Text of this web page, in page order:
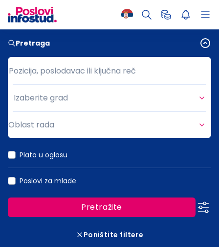
Pretraga
Pozicija, poslodavac ili ključna reč
Pozicija, poslodavac ili ključna reč
Grad
Izaberite grad
Oblast rada
Plata u oglasu
Poslovi za mlade
Pretražite
Poništite filtere